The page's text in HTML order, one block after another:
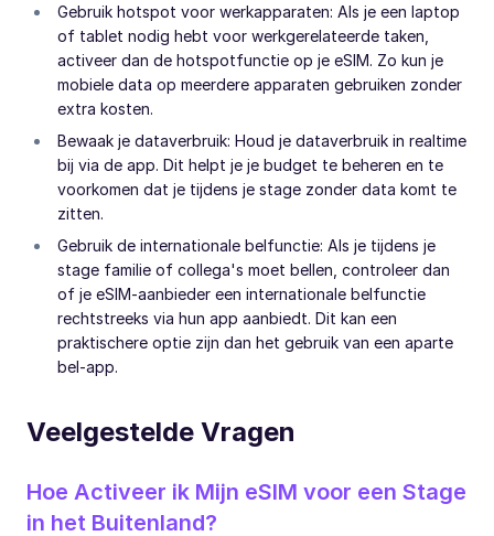
Gebruik hotspot voor werkapparaten: Als je een laptop
of tablet nodig hebt voor werkgerelateerde taken,
activeer dan de hotspotfunctie op je eSIM. Zo kun je
mobiele data op meerdere apparaten gebruiken zonder
extra kosten.
Bewaak je dataverbruik: Houd je dataverbruik in realtime
bij via de app. Dit helpt je je budget te beheren en te
voorkomen dat je tijdens je stage zonder data komt te
zitten.
Gebruik de internationale belfunctie: Als je tijdens je
stage familie of collega's moet bellen, controleer dan
of je eSIM-aanbieder een internationale belfunctie
rechtstreeks via hun app aanbiedt. Dit kan een
praktischere optie zijn dan het gebruik van een aparte
bel-app.
Veelgestelde Vragen
Hoe Activeer ik Mijn eSIM voor een Stage
in het Buitenland?